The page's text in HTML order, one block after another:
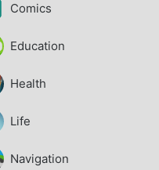
Comics
Education
Health
Life
Navigation